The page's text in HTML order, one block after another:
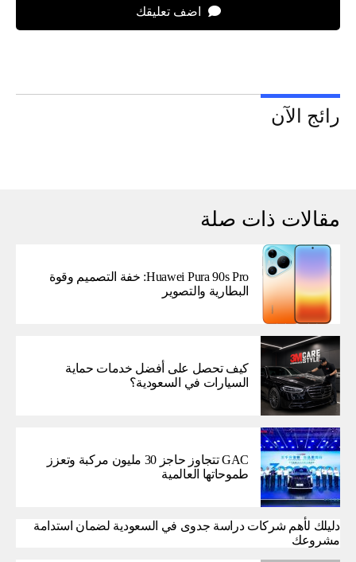
اضف تعليقك
رائج الآن
مقالات ذات صلة
Huawei Pura 90s Pro: خفة التصميم وقوة
البطارية والتصوير
كيف تحصل على أفضل خدمات حماية
السيارات في السعودية؟
GAC تتجاوز حاجز 30 مليون مركبة وتعزز
طموحاتها العالمية
دليلك لأهم شركات دراسة جدوى في السعودية لضمان استدامة
مشروعك